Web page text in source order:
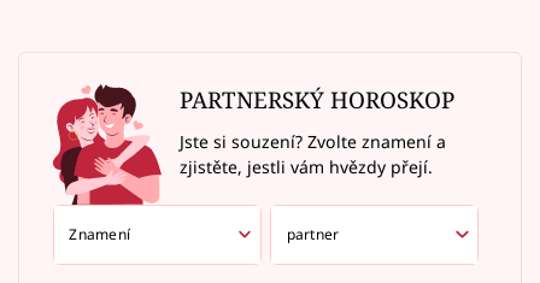
PARTNERSKÝ HOROSKOP
Jste si souzení? Zvolte znamení a
zjistěte, jestli vám hvězdy přejí.